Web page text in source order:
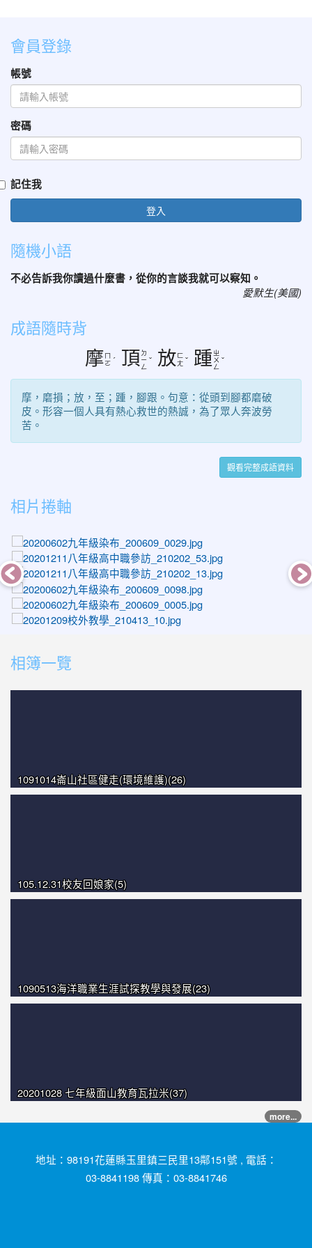
會員登錄
帳號
密碼
記住我
登入
隨機小語
不必告訴我你讀過什麼書，從你的言談我就可以察知。
愛默生(美國)
成語隨時背
摩 ㄇ
ㄛ ˊ 頂 ㄉ
ㄧ
ㄥ
ˇ 放 ㄈ
ㄤ ˇ 踵 ㄓ
ㄨ
ㄥ
ˇ
摩，磨損；放，至；踵，腳跟。句意：從頭到腳都磨破
皮。形容一個人具有熱心救世的熱誠，為了眾人奔波勞
苦。
觀看完整成語資料
相片捲軸
photo-1123
photo-1030
photo-1470
相簿一覽
1091014崙山社區健走(環境維護)(26)
105.12.31校友回娘家(5)
1090513海洋職業生涯試探教學與發展(23)
20201028 七年級面山教育瓦拉米(37)
more...
地址：98191花蓮縣玉里鎮三民里13鄰151號 , 電話：
03-8841198 傳真：03-8841746